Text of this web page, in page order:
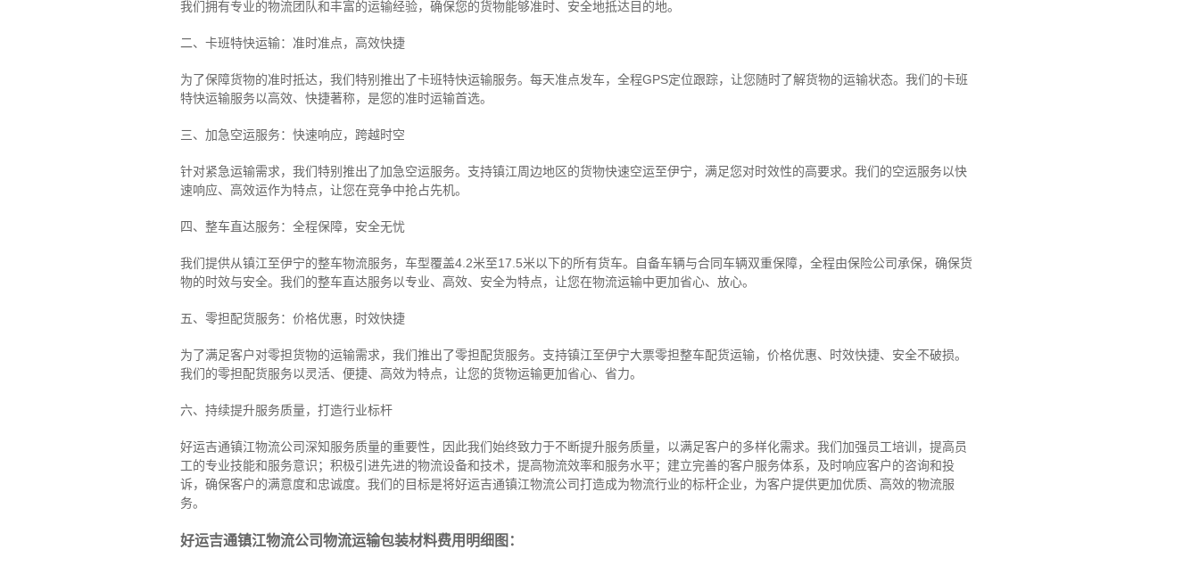
我们拥有专业的物流团队和丰富的运输经验，确保您的货物能够准时、安全地抵达目的地。
二、卡班特快运输：准时准点，高效快捷
为了保障货物的准时抵达，我们特别推出了卡班特快运输服务。每天准点发车，全程GPS定位跟踪，让您随时了解货物的运输状态。我们的卡班
特快运输服务以高效、快捷著称，是您的准时运输首选。
三、加急空运服务：快速响应，跨越时空
针对紧急运输需求，我们特别推出了加急空运服务。支持镇江周边地区的货物快速空运至伊宁，满足您对时效性的高要求。我们的空运服务以快
速响应、高效运作为特点，让您在竞争中抢占先机。
四、整车直达服务：全程保障，安全无忧
我们提供从镇江至伊宁的整车物流服务，车型覆盖4.2米至17.5米以下的所有货车。自备车辆与合同车辆双重保障，全程由保险公司承保，确保货
物的时效与安全。我们的整车直达服务以专业、高效、安全为特点，让您在物流运输中更加省心、放心。
五、零担配货服务：价格优惠，时效快捷
为了满足客户对零担货物的运输需求，我们推出了零担配货服务。支持镇江至伊宁大票零担整车配货运输，价格优惠、时效快捷、安全不破损。
我们的零担配货服务以灵活、便捷、高效为特点，让您的货物运输更加省心、省力。
六、持续提升服务质量，打造行业标杆
好运吉通镇江物流公司深知服务质量的重要性，因此我们始终致力于不断提升服务质量，以满足客户的多样化需求。我们加强员工培训，提高员
工的专业技能和服务意识；积极引进先进的物流设备和技术，提高物流效率和服务水平；建立完善的客户服务体系，及时响应客户的咨询和投
诉，确保客户的满意度和忠诚度。我们的目标是将好运吉通镇江物流公司打造成为物流行业的标杆企业，为客户提供更加优质、高效的物流服
务。
好运吉通镇江物流公司物流运输包装材料费用明细图：